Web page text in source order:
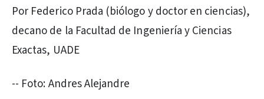
Por Federico Prada (biólogo y doctor en ciencias),
decano de la Facultad de Ingeniería y Ciencias
Exactas, UADE
-- Foto: Andres Alejandre